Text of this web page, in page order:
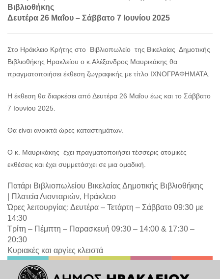
Βιβλιοθήκης
Δευτέρα 26 Μαΐου – Σάββατο 7 Ιουνίου 2025
Στο Ηράκλειο Κρήτης στο Βιβλιοπωλείο της Βικελαίας Δημοτικής
Βιβλιοθήκης Ηρακλείου ο κ.Αλέξανδρος Μαυρικάκης θα
πραγματοποιήσει έκθεση ζωγραφικής με τίτλο ΙΧΝΟΓΡΑΦΗΜΑΤΑ.
Η έκθεση θα διαρκέσει από Δευτέρα 26 Μαΐου έως και το Σάββατο
7 Ιουνίου 2025.
Θα είναι ανοικτά ώρες καταστημάτων.
Ο κ. Μαυρικάκης έχει πραγματοποιήσει τέσσερις ατομικές
εκθέσεις και έχει συμμετάσχει σε μια ομαδική.
Πατάρι Βιβλιοπωλείου Βικελαίας Δημοτικής Βιβλιοθήκης
Πλατεία Λιονταριών, Ηράκλειο
Ώρες λειτουργίας: Δευτέρα – Τετάρτη – Σάββατο 09:30 με
14:30
Τρίτη – Πέμπτη – Παρασκευή 09:30 – 14:00 & 17:30 –
20:30
Κυριακές και αργίες κλειστά